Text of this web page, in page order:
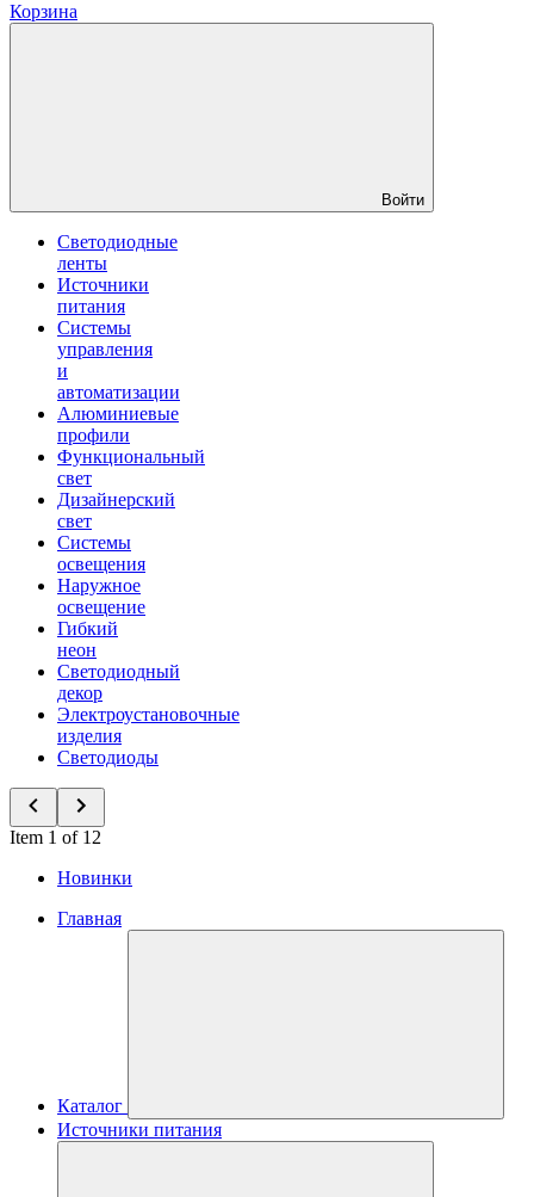
Корзина
Войти
Светодиодные
ленты
Источники
питания
Системы
управления
и
автоматизации
Алюминиевые
профили
Функциональный
свет
Дизайнерский
свет
Системы
освещения
Наружное
освещение
Гибкий
неон
Светодиодный
декор
Электроустановочные
изделия
Светодиоды
Item 1 of 12
Новинки
Главная
Каталог
Источники питания